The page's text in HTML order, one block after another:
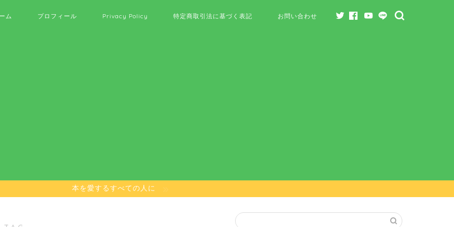
ム プロフィール Privacy Policy 特定商取引法に基づく表記 お問い合わせ
本を愛するすべての人に